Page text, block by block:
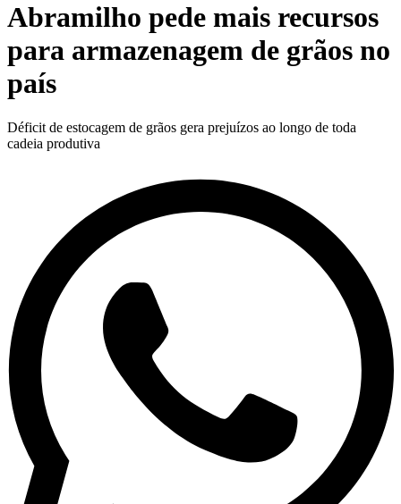
Abramilho pede mais recursos
para armazenagem de grãos no
país
Déficit de estocagem de grãos gera prejuízos ao longo de toda
cadeia produtiva